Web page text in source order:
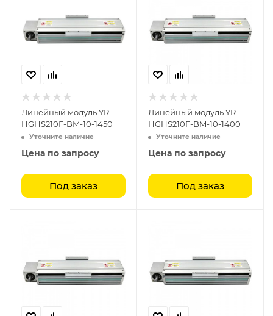
Линейный модуль YR-
HGHS210F-BM-10-1450
Уточните наличие
Цена по запросу
Под заказ
Линейный модуль YR-
HGHS210F-BM-10-1400
Уточните наличие
Цена по запросу
Под заказ